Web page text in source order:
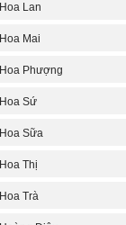
Hoa Lan
Hoa Mai
Hoa Phượng
Hoa Sứ
Hoa Sữa
Hoa Thị
Hoa Trà